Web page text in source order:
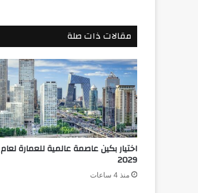
مقالات ذات صلة
اختيار بكين عاصمة عالمية للعمارة لعام
2029
منذ 4 ساعات